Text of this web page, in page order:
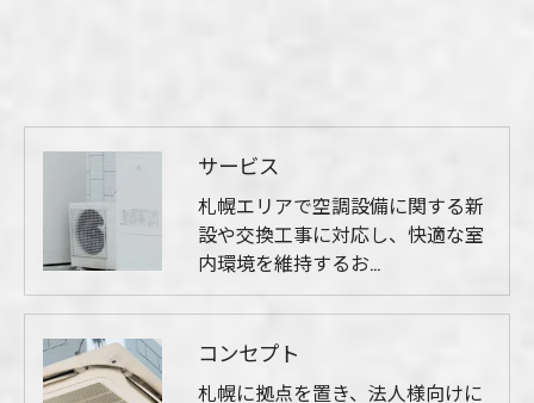
サービス
札幌エリアで空調設備に関する新
設や交換工事に対応し、快適な室
内環境を維持するお…
コンセプト
札幌に拠点を置き、法人様向けに